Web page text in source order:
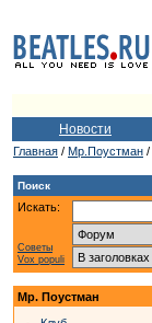
Новости
Главная / Мр.Поустман /
Поиск
Искать:
Советы
Vox populi
Мр. Поустман